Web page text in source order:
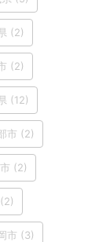
(2)
(2)
(12)
市 (2)
(2)
(2)
市 (3)